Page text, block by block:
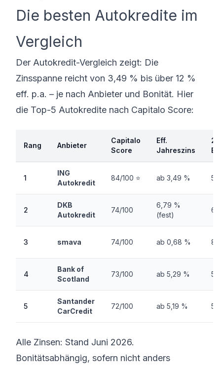
Die besten Autokredite im
Vergleich
Der Autokredit-Vergleich zeigt: Die
Zinsspanne reicht von 3,49 % bis über 12 %
eff. p.a. – je nach Anbieter und Bonität. Hier
die Top-5 Autokredite nach Capitalo Score:
Rang Anbieter
Capitalo
Score
Eff.
Jahreszins
2/
1
ING
Autokredit
84/100 ⭐ ab 3,49 %
2
DKB
Autokredit
74/100
6,79 %
(fest)
3 smava 74/100 ab 0,68 %
4
Bank of
Scotland
73/100 ab 5,29 %
5
Santander
CarCredit
72/100 ab 5,19 %
Alle Zinsen: Stand Juni 2026.
Bonitätsabhängig, sofern nicht anders